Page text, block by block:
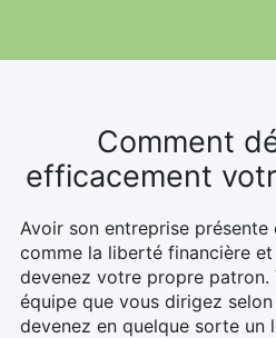
Comment
efficacement
Avoir son entreprise
comme la liberté financière
devenez votre propre
équipe que vous dirigez
devenez en quelque sorte un